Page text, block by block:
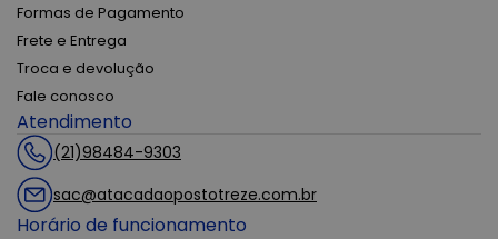
Formas de Pagamento
Frete e Entrega
Troca e devolução
Fale conosco
Atendimento
(21)98484-9303
sac@atacadaopostotreze.com.br
Horário de funcionamento